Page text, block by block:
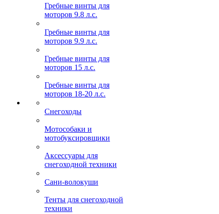
Гребные винты для
моторов 9.8 л.с.
Гребные винты для
моторов 9.9 л.с.
Гребные винты для
моторов 15 л.с.
Гребные винты для
моторов 18-20 л.с.
Снегоходы
Мотособаки и
мотобуксировщики
Аксессуары для
снегоходной техники
Сани-волокуши
Тенты для снегоходной
техники